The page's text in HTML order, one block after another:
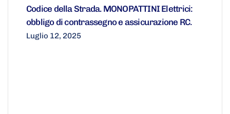
Codice della Strada. MONOPATTINI Elettrici:
obbligo di contrassegno e assicurazione RC.
Luglio 12, 2025